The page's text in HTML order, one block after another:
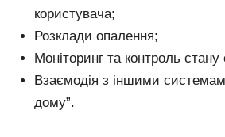
користувача;
Розклади опалення;
Моніторинг та контроль
Взаємодія з іншими
дому”.